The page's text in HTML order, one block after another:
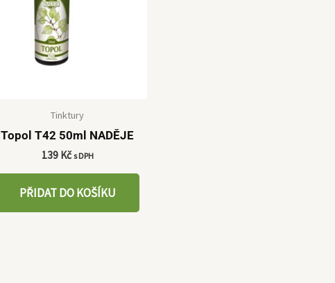
Tinktury
Topol T42 50ml NADĚJE
139 Kč s DPH
PŘIDAT DO KOŠÍKU